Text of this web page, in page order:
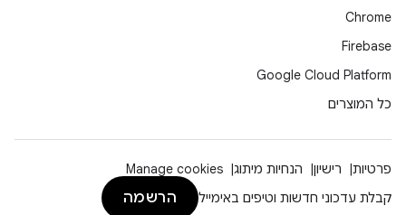
Chrome
Firebase
Google Cloud Platform
כל המוצרים
פרטיות רישיון הנחיות מיתוג
Manage cookies
קבלת עדכוני חדשות וטיפים באימייל
הרשמה